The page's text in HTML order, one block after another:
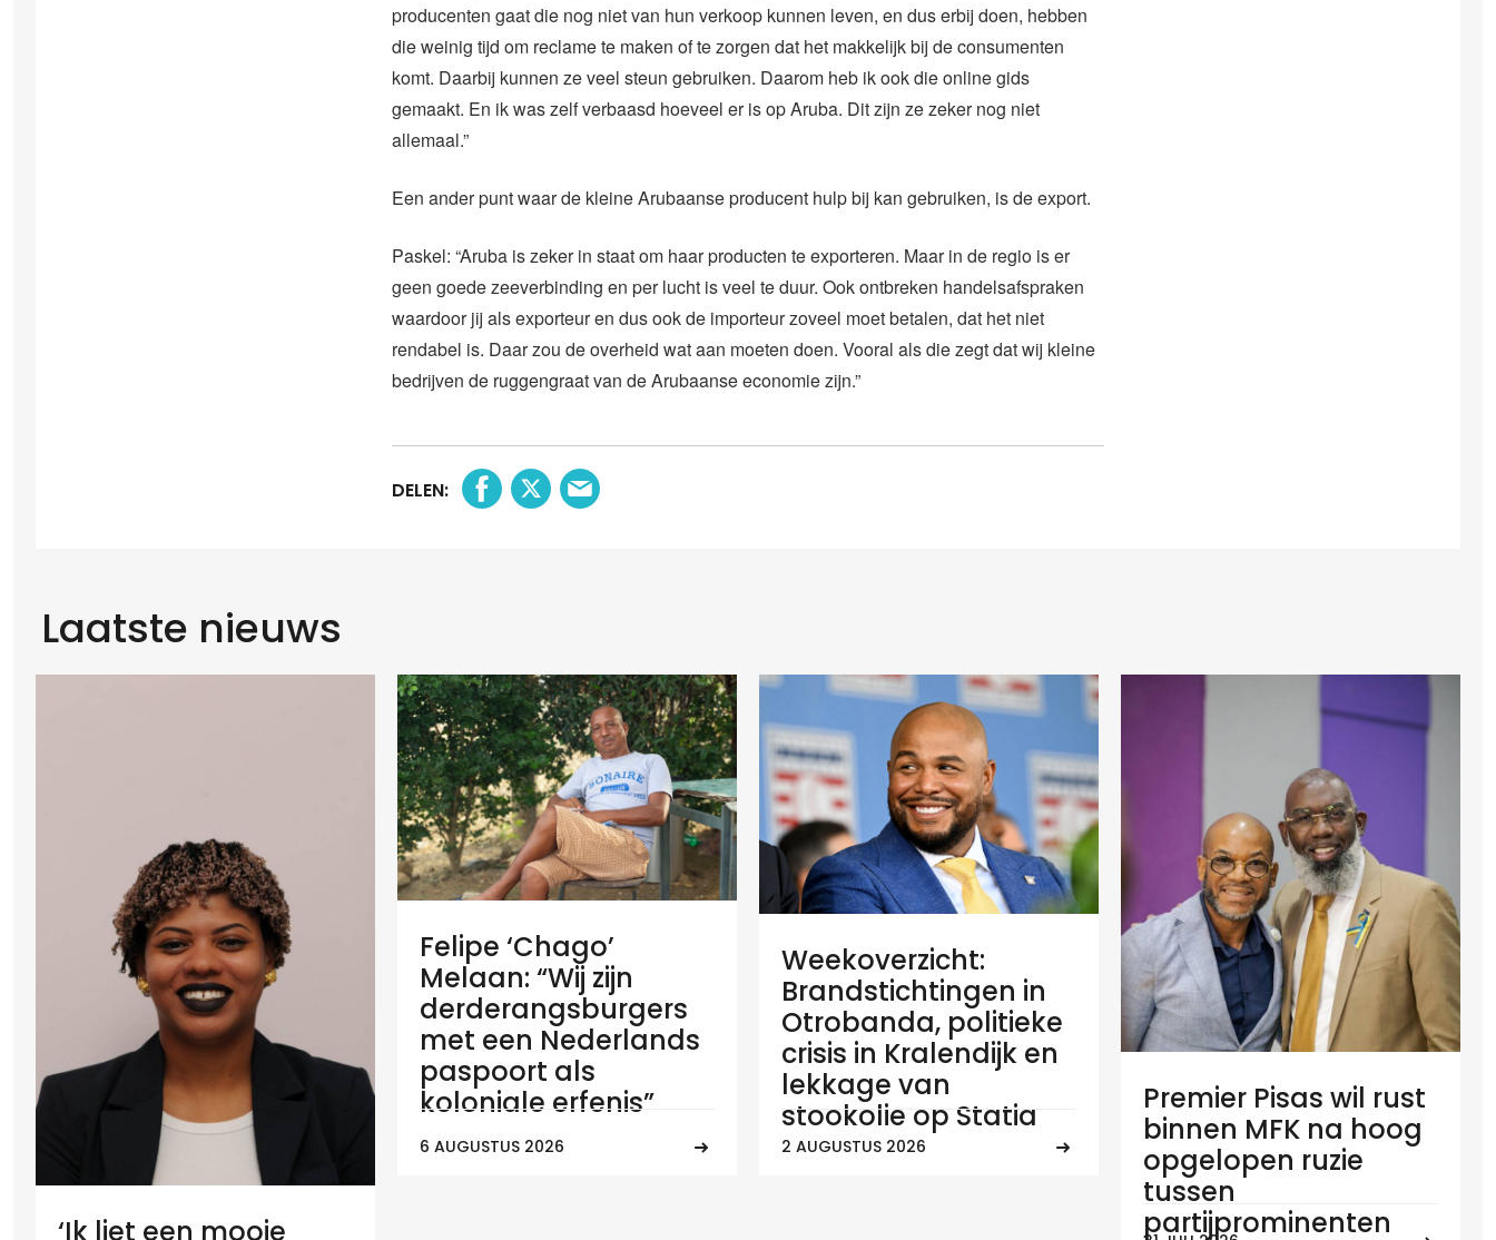
producenten gaat die nog niet van hun verkoop kunnen leven, en dus erbij doen, hebben
die weinig tijd om reclame te maken of te zorgen dat het makkelijk bij de consumenten
komt. Daarbij kunnen ze veel steun gebruiken. Daarom heb ik ook die online gids
gemaakt. En ik was zelf verbaasd hoeveel er is op Aruba. Dit zijn ze zeker nog niet
allemaal.”
Een ander punt waar de kleine Arubaanse producent hulp bij kan gebruiken, is de export.
Paskel: “Aruba is zeker in staat om haar producten te exporteren. Maar in de regio is er
geen goede zeeverbinding en per lucht is veel te duur. Ook ontbreken handelsafspraken
waardoor jij als exporteur en dus ook de importeur zoveel moet betalen, dat het niet
rendabel is. Daar zou de overheid wat aan moeten doen. Vooral als die zegt dat wij kleine
bedrijven de ruggengraat van de Arubaanse economie zijn.”
DELEN:
Laatste nieuws
‘Ik liet een mooie
Felipe ‘Chago’
Melaan: “Wij zijn
derderangsburgers
met een Nederlands
paspoort als
koloniale erfenis”
6 AUGUSTUS 2026
Weekoverzicht:
Brandstichtingen in
Otrobanda, politieke
crisis in Kralendijk en
lekkage van
stookolie op Statia
2 AUGUSTUS 2026
Premier Pisas wil rust
binnen MFK na hoog
opgelopen ruzie
tussen
partijprominenten